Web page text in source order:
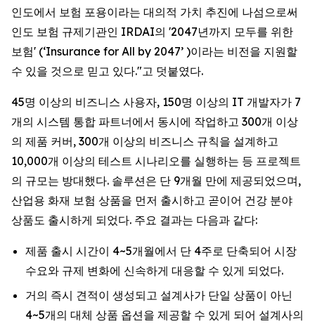
인도에서 보험 포용이라는 대의적 가치 추진에 나섬으로써
인도 보험 규제기관인 IRDAI의 '2047년까지 모두를 위한
보험' (‘Insurance for All by 2047’ )이라는 비전을 지원할
수 있을 것으로 믿고 있다."고 덧붙였다.
45명 이상의 비즈니스 사용자, 150명 이상의 IT 개발자가 7
개의 시스템 통합 파트너에서 동시에 작업하고 300개 이상
의 제품 커버, 300개 이상의 비즈니스 규칙을 설계하고
10,000개 이상의 테스트 시나리오를 실행하는 등 프로젝트
의 규모는 방대했다. 솔루션은 단 9개월 만에 제공되었으며,
산업용 화재 보험 상품을 먼저 출시하고 곧이어 건강 분야
상품도 출시하게 되었다. 주요 결과는 다음과 같다:
제품 출시 시간이 4~5개월에서 단 4주로 단축되어 시장
수요와 규제 변화에 신속하게 대응할 수 있게 되었다.
거의 즉시 견적이 생성되고 설계사가 단일 상품이 아닌
4~5개의 대체 상품 옵션을 제공할 수 있게 되어 설계사의